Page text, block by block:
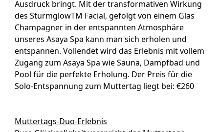
Ausdruck bringt. Mit der transformativen Wirkung
des SturmglowTM Facial, gefolgt von einem Glas
Champagner in der entspannten Atmosphäre
unseres Asaya Spa kann man sich erholen und
entspannen. Vollendet wird das Erlebnis mit vollem
Zugang zum Asaya Spa wie Sauna, Dampfbad und
Pool für die perfekte Erholung. Der Preis für die
Solo-Entspannung zum Muttertag liegt bei: €260
Muttertags-Duo-Erlebnis